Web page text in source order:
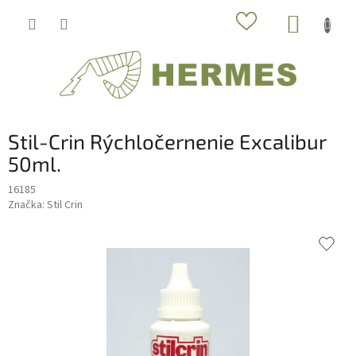
Stil-Crin Rýchločernenie Excalibur
50ml.
16185
Značka: Stil Crin